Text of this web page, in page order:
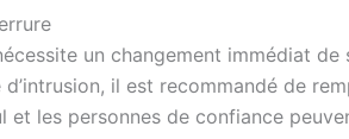
un changement immédiat de
il est recommandé de
et les personnes de confiance